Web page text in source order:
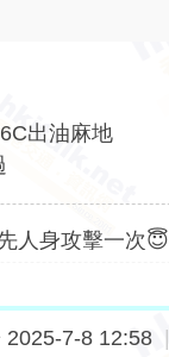
出油麻地
人身攻擊一次😇
2025-7-8 12:58